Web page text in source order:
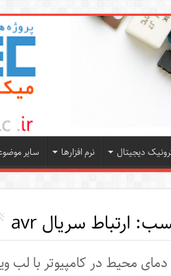
دیجیتال نرم افزارها سایر
ارتباط سریال avr
محیط در کامپیوتر با لب